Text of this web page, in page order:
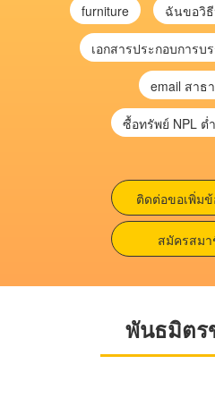
furniture
email สาธ
ติดต่อขอเพิ่ม
สมัครสม
พันธมิตร